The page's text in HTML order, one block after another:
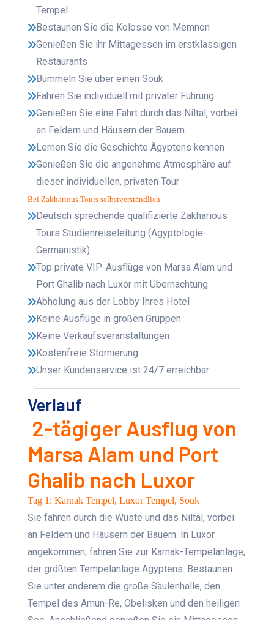
Tempel
Bestaunen Sie die Kolosse von Memnon
Genießen Sie ihr Mittagessen im erstklassigen
Restaurants
Bummeln Sie über einen Souk
Fahren Sie individuell mit privater Führung
Genießen Sie eine Fahrt durch das Niltal, vorbei
an Feldern und Häusern der Bauern
Lernen Sie die Geschichte Ägyptens kennen
Genießen Sie die angenehme Atmosphäre auf
dieser individuellen, privaten Tour
Bei Zakharious Tours selbstverständlich
Deutsch sprechende qualifizierte Zakharious
Tours Studienreiseleitung (Ägyptologie-
Germanistik)
Top private VIP-Ausflüge von Marsa Alam und
Port Ghalib nach Luxor mit Übernachtung
Abholung aus der Lobby Ihres Hotel
Keine Ausflüge in großen Gruppen
Keine Verkaufsveranstaltungen
Kostenfreie Stornierung
Unser Kundenservice ist 24/7 erreichbar
Verlauf
2-tägiger Ausflug von
Marsa Alam und Port
Ghalib nach Luxor
Tag 1: Karnak Tempel, Luxor Tempel, Souk
Sie fahren durch die Wüste und das Niltal, vorbei
an Feldern und Häusern der Bauern. In Luxor
angekommen, fahren Sie zur Karnak-Tempelanlage,
der größten Tempelanlage Ägyptens. Bestaunen
Sie unter anderem die große Säulenhalle, den
Tempel des Amun-Re, Obelisken und den heiligen